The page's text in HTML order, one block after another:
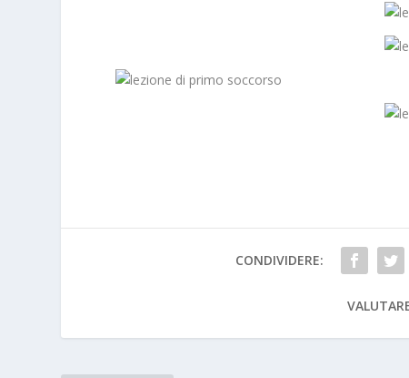
CONDIVIDERE: